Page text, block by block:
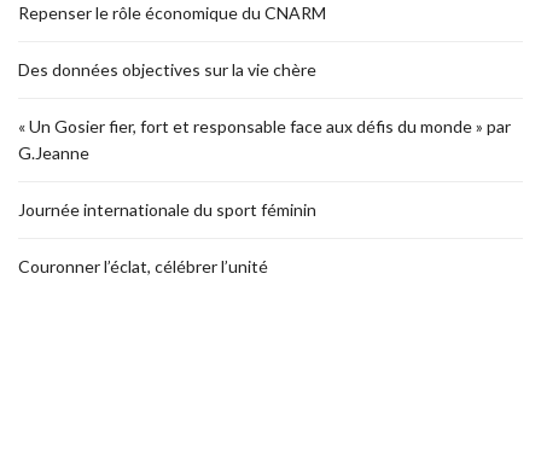
Repenser le rôle économique du CNARM
Des données objectives sur la vie chère
« Un Gosier fier, fort et responsable face aux défis du monde » par
G.Jeanne
Journée internationale du sport féminin
Couronner l’éclat, célébrer l’unité